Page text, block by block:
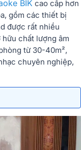
BIK cao cấp hơn
gồm các thiết bị
được rất nhiều
chất lượng âm
từ 30-40m²,
chuyên nghiệp,